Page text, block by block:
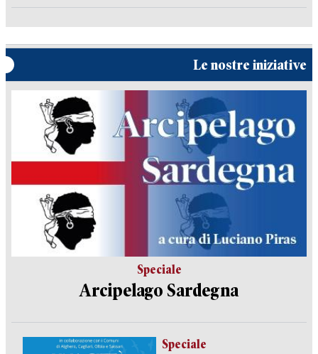
Le nostre iniziative
Speciale
Arcipelago Sardegna
Speciale